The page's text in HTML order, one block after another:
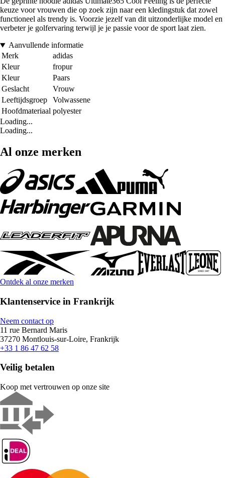
keuze voor vrouwen die op zoek zijn naar een kledingstuk dat zowel
functioneel als trendy is. Voorzie jezelf van dit uitzonderlijke model en
verbeter je golfervaring terwijl je je passie voor de sport laat zien.
Aanvullende informatie
Merk
adidas
Kleur
fropur
Kleur
Paars
Geslacht
Vrouw
Leeftijdsgroep
Volwassene
Hoofdmateriaal polyester
Loading...
Loading...
Al onze merken
Ontdek al onze merken
Klantenservice in Frankrijk
Neem contact op
11 rue Bernard Maris
37270 Montlouis-sur-Loire, Frankrijk
+33 1 86 47 62 58
Veilig betalen
Koop met vertrouwen op onze site